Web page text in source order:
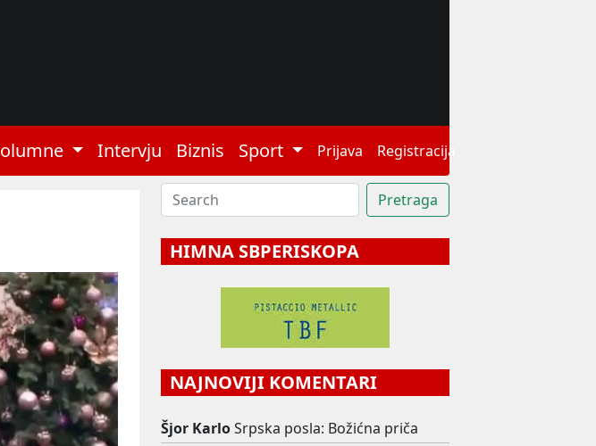
Intervju Biznis Sport Prijava Registracija
HIMNA SBPERISKOPA
NAJNOVIJI KOMENTARI
Šjor KarloSrpska posla: Božićna priča